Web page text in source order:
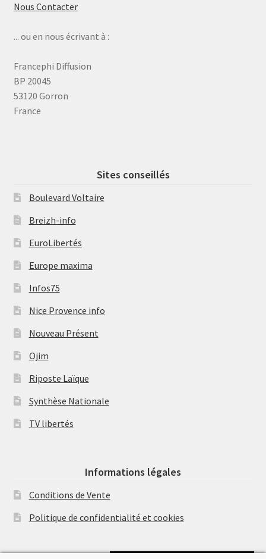
Nous Contacter
... ou en nous écrivant à :
Francephi Diffusion
BP 20045
53120 Gorron
France
Sites conseillés
Boulevard Voltaire
Breizh-info
EuroLibertés
Europe maxima
Infos75
Nice Provence info
Nouveau Présent
Ojim
Riposte Laïque
Synthèse Nationale
TV libertés
Informations légales
Conditions de Vente
Politique de confidentialité et cookies